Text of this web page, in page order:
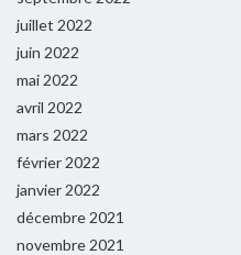
juillet 2022
juin 2022
mai 2022
avril 2022
mars 2022
février 2022
janvier 2022
décembre 2021
novembre 2021